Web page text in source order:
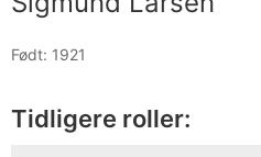
Født: 1921
Tidligere roller: